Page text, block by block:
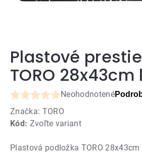
Plastové
TORO 28x43cm
Kód: Zvoľte variant
Priemerné
hodnotenie
produktu
0,0
Neohodnotené
Značka: TORO
Plastová podložka TORO 28x43cm